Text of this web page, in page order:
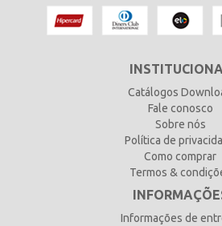
Catálogos
Fale conosco
Sobre nós
Política de
Como comprar
Termos &
Informações de